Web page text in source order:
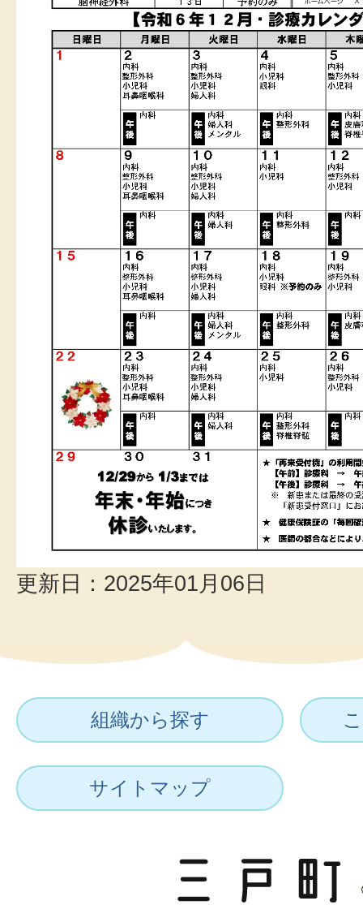
更新日：2025年01月06日
組織から探す
サイトマップ